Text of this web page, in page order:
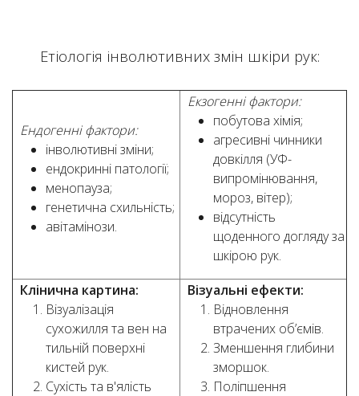
Етіологія інволютивних змін шкіри рук:
Ендогенні фактори:
інволютивні зміни;
ендокринні патології;
менопауза;
генетична схильність;
авітамінози.
Екзогенні фактори:
побутова хімія;
агресивні чинники
довкілля (УФ-
випромінювання,
мороз, вітер);
відсутність
щоденного догляду за
шкірою рук.
Клінична картина:
Візуалізація
сухожилля та вен на
тильній поверхні
кистей рук.
Сухість та в'ялість
Візуальні ефекти:
Відновлення
втрачених об’ємів.
Зменшення глибини
зморшок.
Поліпшення